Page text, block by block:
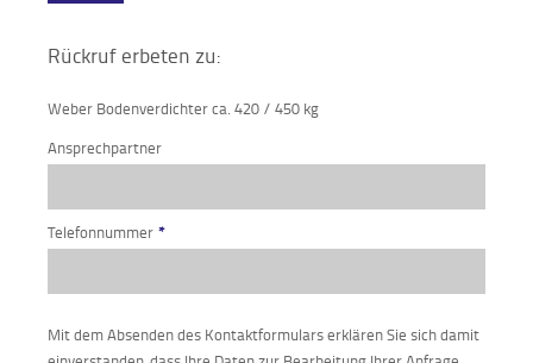
Rückruf erbeten zu:
Weber Bodenverdichter ca. 420 / 450 kg
Ansprechpartner
Telefonnummer *
Mit dem Absenden des Kontaktformulars erklären Sie sich damit